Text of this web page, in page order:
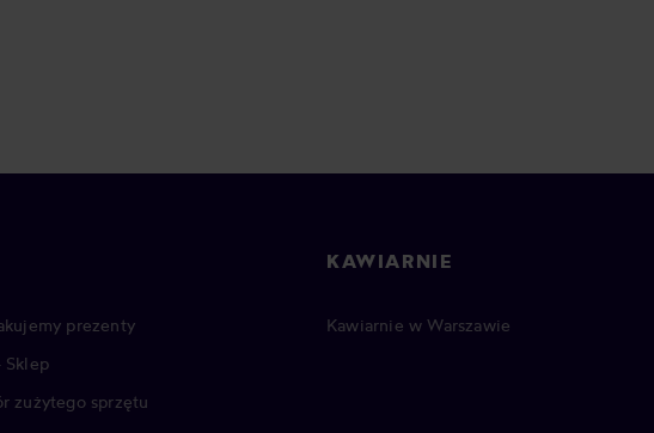
prezenty
Sklep
zużytego sprzętu
KAWIARNIE
Kawiarnie w Warszawie